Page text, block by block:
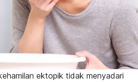
ektopik tidak menyadari